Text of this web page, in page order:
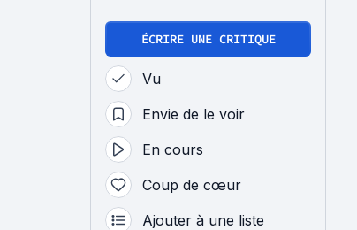
ÉCRIRE UNE CRITIQUE
Vu
Envie de le voir
En cours
Coup de cœur
Ajouter à une liste